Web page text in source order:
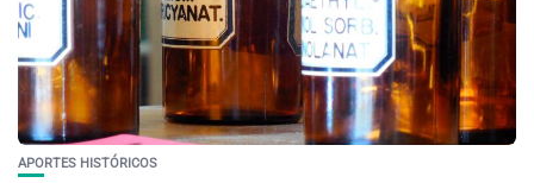
APORTES HISTÓRICOS